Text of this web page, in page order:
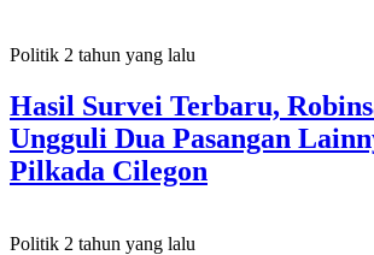
Politik 2 tahun yang lalu
Hasil Survei Terbaru,
Ungguli Dua Pasangan
Pilkada Cilegon
Politik 2 tahun yang lalu